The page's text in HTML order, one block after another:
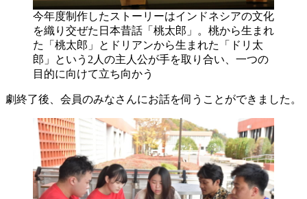
今年度制作したストーリーはインドネシアの文化
を織り交ぜた日本昔話「桃太郎」。桃から生まれ
た「桃太郎」とドリアンから生まれた「ドリ太
郎」という2人の主人公が手を取り合い、一つの
目的に向けて立ち向かう
劇終了後、会員のみなさんにお話を伺うことができました。